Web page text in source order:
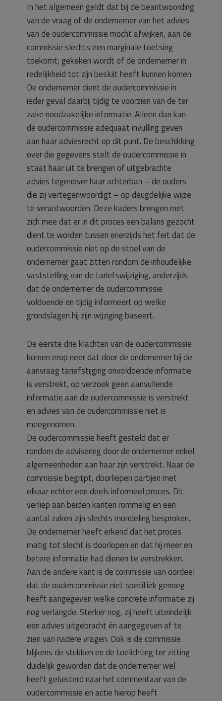
In het algemeen geldt dat bij de beantwoording
van de vraag of de ondernemer van het advies
van de oudercommissie mocht afwijken, aan de
commissie slechts een marginale toetsing
toekomt; gekeken wordt of de ondernemer in
redelijkheid tot zijn besluit heeft kunnen komen.
De ondernemer dient de oudercommissie in
ieder geval daarbij tijdig te voorzien van de ter
zake noodzakelijke informatie. Alleen dan kan
de oudercommissie adequaat invulling geven
aan haar adviesrecht op dit punt. De beschikking
over die gegevens stelt de oudercommissie in
staat haar uit te brengen of uitgebrachte
advies tegenover haar achterban – de ouders
die zij vertegenwoordigt – op deugdelijke wijze
te verantwoorden. Deze kaders brengen met
zich mee dat er in dit proces een balans gezocht
dient te worden tussen enerzijds het feit dat de
oudercommissie niet op de stoel van de
ondernemer gaat zitten rondom de inhoudelijke
vaststelling van de tariefswijziging, anderzijds
dat de ondernemer de oudercommissie
voldoende en tijdig informeert op welke
grondslagen hij zijn wijziging baseert.
De eerste drie klachten van de oudercommissie
komen erop neer dat door de ondernemer bij de
aanvraag tariefstijging onvoldoende informatie
is verstrekt, op verzoek geen aanvullende
informatie aan de oudercommissie is verstrekt
en advies van de oudercommissie niet is
meegenomen.
De oudercommissie heeft gesteld dat er
rondom de advisering door de ondernemer enkel
algemeenheden aan haar zijn verstrekt. Naar de
commissie begrijpt, doorliepen partijen met
elkaar echter een deels informeel proces. Dit
verliep aan beiden kanten rommelig en een
aantal zaken zijn slechts mondeling besproken.
De ondernemer heeft erkend dat het proces
matig tot slecht is doorlopen en dat hij meer en
betere informatie had dienen te verstrekken.
Aan de andere kant is de commissie van oordeel
dat de oudercommissie niet specifiek genoeg
heeft aangegeven welke concrete informatie zij
nog verlangde. Sterker nog, zij heeft uiteindelijk
een advies uitgebracht én aangegeven af te
zien van nadere vragen. Ook is de commissie
blijkens de stukken en de toelichting ter zitting
duidelijk geworden dat de ondernemer wel
heeft geluisterd naar het commentaar van de
oudercommissie en actie hierop heeft